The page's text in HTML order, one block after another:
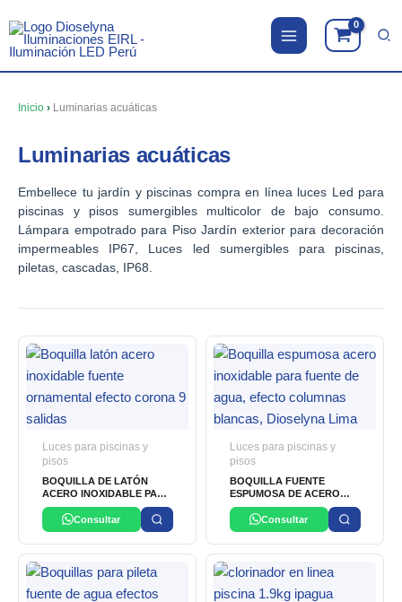
contenido
Inicio › Luminarias acuáticas
Luminarias acuáticas
Embellece tu jardín y piscinas compra en línea luces Led para
piscinas y pisos sumergibles multicolor de bajo consumo.
Lámpara empotrado para Piso Jardín exterior para decoración
impermeables IP67, Luces led sumergibles para piscinas,
piletas, cascadas, IP68.
Luces para piscinas y
pisos
BOQUILLA DE LATÓN
ACERO INOXIDABLE PARA
FUENTE
Consultar
Luces para piscinas y
pisos
BOQUILLA FUENTE
ESPUMOSA DE ACERO
INOXIDABLE
Consultar